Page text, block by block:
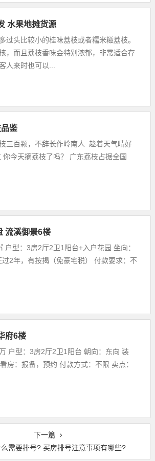
水果地摊货源
头比较小的桂味荔枝或者糯米糍荔枝。
，而且荔枝香味会特别浓郁，非常适合存
人来时也可以...
鉴
三百颗，不辞长作岭南人 趁着天气晴好
今天摘荔枝了吗？ 广东荔枝占据全国
流溪御景6楼
型：3房2厅2卫1阳台+入户花园 坐向：
2年，有按揭（免豪宅税） 付款要求：不
府6楼
户型：3房2厅2卫1阳台 朝向：东向 装
房：报备，预约 付款方式：不限 卖点：
下一篇
需要排号? 买房排号注意事项有哪些?